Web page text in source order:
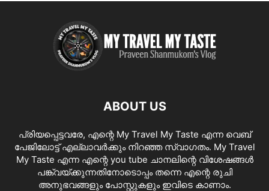
ABOUT US
പ്രിയപ്പെട്ടവരേ, എന്റെ My Travel My Taste എന്ന വെബ്
പേജിലോട്ട് എല്ലാവർക്കും നിറഞ്ഞ സ്വാഗതം. My Travel
My Taste എന്ന എന്റെ you tube ചാനലിന്റെ വിശേഷങ്ങൾ
പങ്ക്വയ്ക്കുന്നതിനോടൊപ്പം തന്നെ എന്റെ രുചി
അനുഭവങ്ങളും പോസ്റ്റുകളും ഇവിടെ കാണാം.